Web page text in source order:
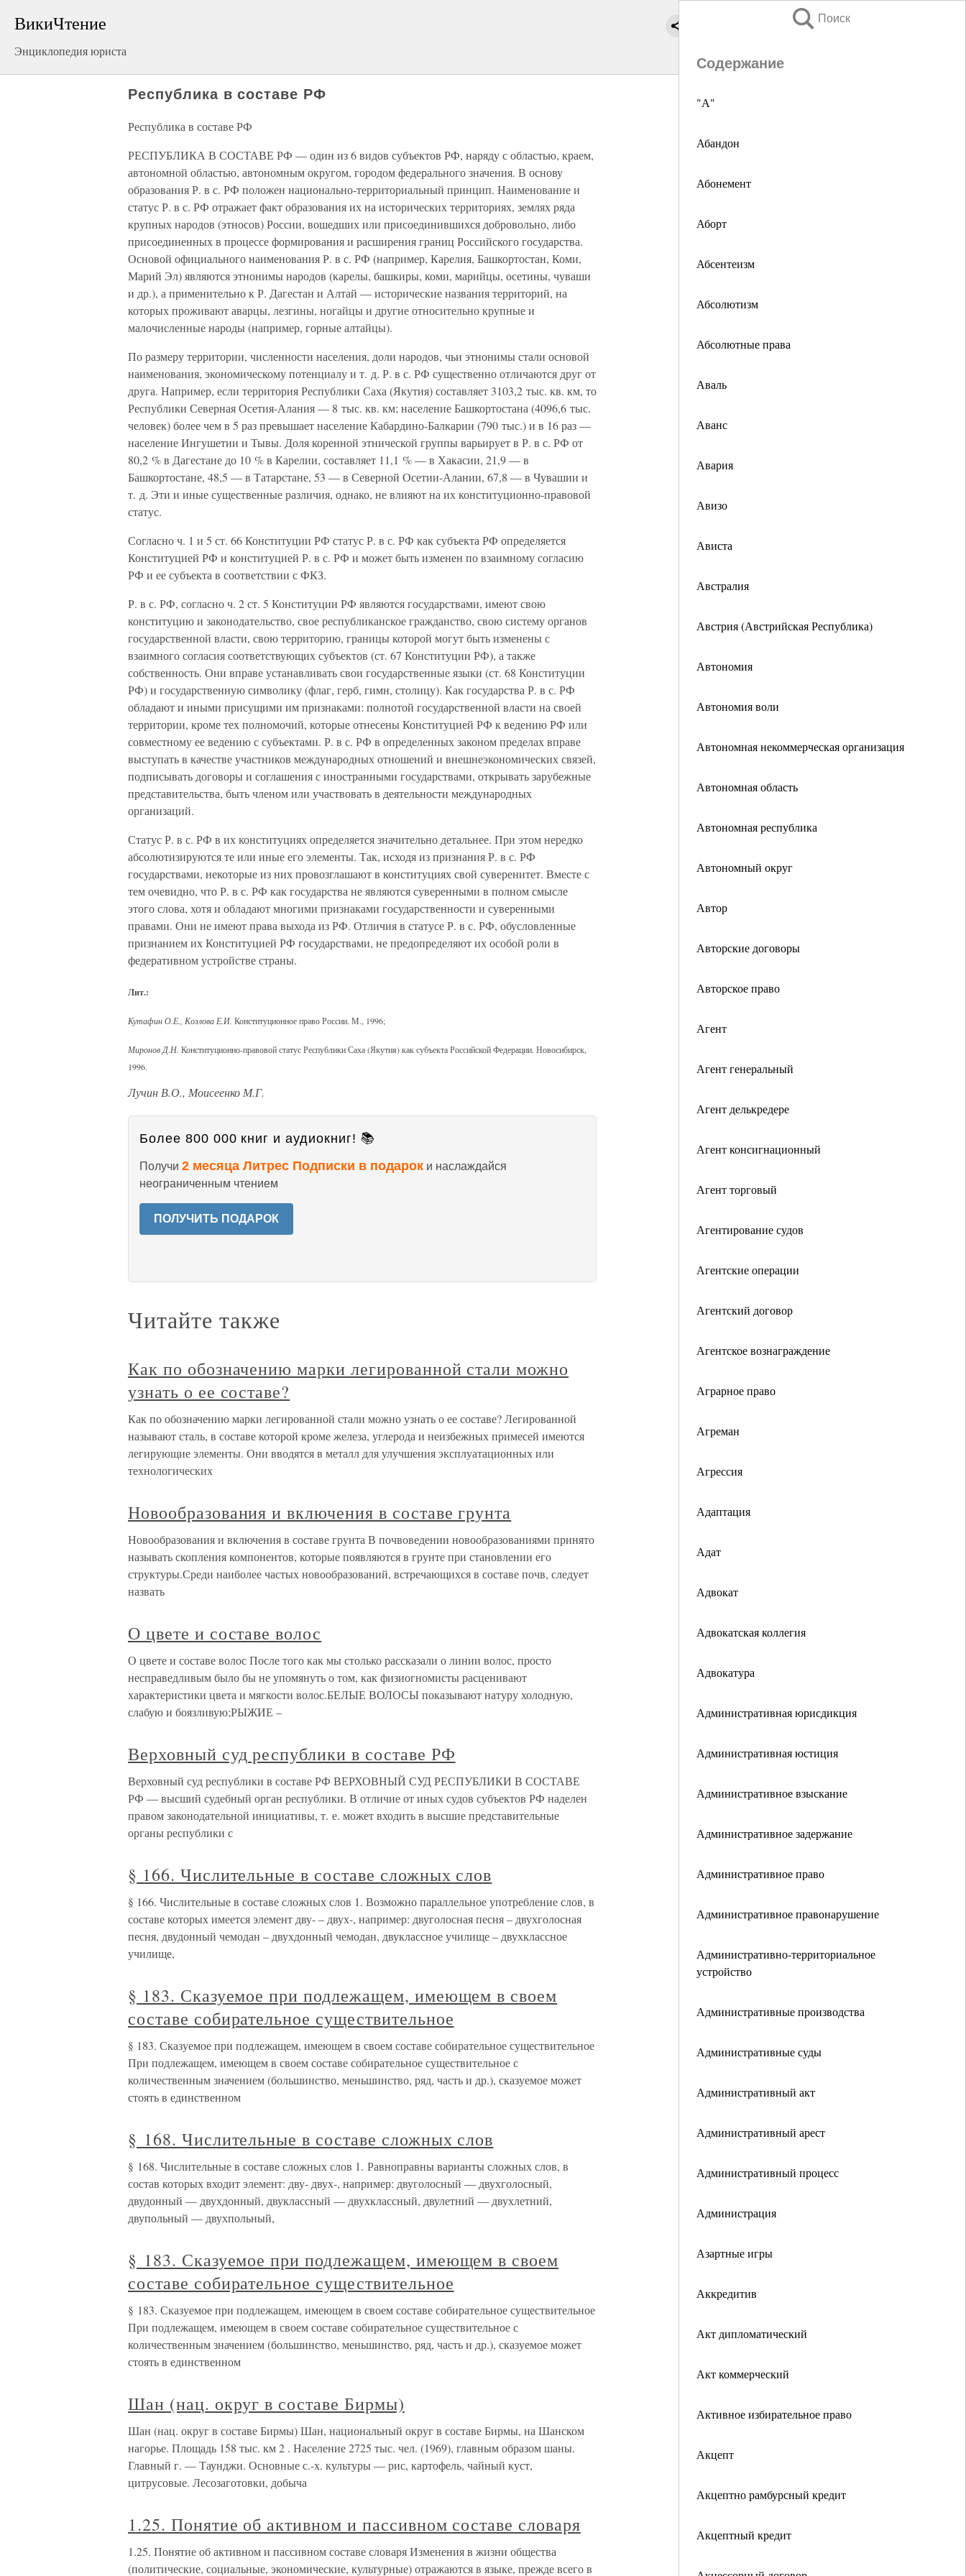
ВикиЧтение
Энциклопедия юриста
Поиск
Содержание
"А"
Абандон
Абонемент
Аборт
Абсентеизм
Абсолютизм
Абсолютные права
Аваль
Аванс
Авария
Авизо
Ависта
Австралия
Австрия (Австрийская Республика)
Автономия
Автономия воли
Автономная некоммерческая организация
Автономная область
Автономная республика
Автономный округ
Автор
Авторские договоры
Авторское право
Агент
Агент генеральный
Агент делькредере
Агент консигнационный
Агент торговый
Агентирование судов
Агентские операции
Агентский договор
Агентское вознаграждение
Аграрное право
Агреман
Агрессия
Адаптация
Адат
Адвокат
Адвокатская коллегия
Адвокатура
Административная юрисдикция
Административная юстиция
Административное взыскание
Административное задержание
Административное право
Административное правонарушение
Административно-территориальное
устройство
Административные производства
Административные суды
Административный акт
Административный арест
Административный процесс
Администрация
Азартные игры
Аккредитив
Акт дипломатический
Акт коммерческий
Активное избирательное право
Акцепт
Акцептно рамбурсный кредит
Акцептный кредит
Республика в составе РФ
Республика в составе РФ
РЕСПУБЛИКА В СОСТАВЕ РФ — один из 6 видов субъектов РФ, наряду с областью, краем,
автономной областью, автономным округом, городом федерального значения. В основу
образования Р. в с. РФ положен национально-территориальный принцип. Наименование и
статус Р. в с. РФ отражает факт образования их на исторических территориях, землях ряда
крупных народов (этносов) России, вошедших или присоединившихся добровольно, либо
присоединенных в процессе формирования и расширения границ Российского государства.
Основой официального наименования Р. в с. РФ (например, Карелия, Башкортостан, Коми,
Марий Эл) являются этнонимы народов (карелы, башкиры, коми, марийцы, осетины, чуваши
и др.), а применительно к Р. Дагестан и Алтай — исторические названия территорий, на
которых проживают аварцы, лезгины, ногайцы и другие относительно крупные и
малочисленные народы (например, горные алтайцы).
По размеру территории, численности населения, доли народов, чьи этнонимы стали основой
наименования, экономическому потенциалу и т. д. Р. в с. РФ существенно отличаются друг от
друга. Например, если территория Республики Саха (Якутия) составляет 3103,2 тыс. кв. км, то
Республики Северная Осетия-Алания — 8 тыс. кв. км; население Башкортостана (4096,6 тыс.
человек) более чем в 5 раз превышает население Кабардино-Балкарии (790 тыс.) и в 16 раз —
население Ингушетии и Тывы. Доля коренной этнической группы варьирует в Р. в с. РФ от
80,2 % в Дагестане до 10 % в Карелии, составляет 11,1 % — в Хакасии, 21,9 — в
Башкортостане, 48,5 — в Татарстане, 53 — в Северной Осетии-Алании, 67,8 — в Чувашии и
т. д. Эти и иные существенные различия, однако, не влияют на их конституционно-правовой
статус.
Согласно ч. 1 и 5 ст. 66 Конституции РФ статус Р. в с. РФ как субъекта РФ определяется
Конституцией РФ и конституцией Р. в с. РФ и может быть изменен по взаимному согласию
РФ и ее субъекта в соответствии с ФКЗ.
Р. в с. РФ, согласно ч. 2 ст. 5 Конституции РФ являются государствами, имеют свою
конституцию и законодательство, свое республиканское гражданство, свою систему органов
государственной власти, свою территорию, границы которой могут быть изменены с
взаимного согласия соответствующих субъектов (ст. 67 Конституции РФ), а также
собственность. Они вправе устанавливать свои государственные языки (ст. 68 Конституции
РФ) и государственную символику (флаг, герб, гимн, столицу). Как государства Р. в с. РФ
обладают и иными присущими им признаками: полнотой государственной власти на своей
территории, кроме тех полномочий, которые отнесены Конституцией РФ к ведению РФ или
совместному ее ведению с субъектами. Р. в с. РФ в определенных законом пределах вправе
выступать в качестве участников международных отношений и внешнеэкономических связей,
подписывать договоры и соглашения с иностранными государствами, открывать зарубежные
представительства, быть членом или участвовать в деятельности международных
организаций.
Статус Р. в с. РФ в их конституциях определяется значительно детальнее. При этом нередко
абсолютизируются те или иные его элементы. Так, исходя из признания Р. в с. РФ
государствами, некоторые из них провозглашают в конституциях свой суверенитет. Вместе с
тем очевидно, что Р. в с. РФ как государства не являются суверенными в полном смысле
этого слова, хотя и обладают многими признаками государственности и суверенными
правами. Они не имеют права выхода из РФ. Отличия в статусе Р. в с. РФ, обусловленные
признанием их Конституцией РФ государствами, не предопределяют их особой роли в
федеративном устройстве страны.
Лит.:
Кутафин О.Е., Козлова Е.И. Конституционное право России. М., 1996;
Миронов Д.Н. Конституционно-правовой статус Республики Саха (Якутия) как субъекта Российской Федерации. Новосибирск,
1996.
Лучин В.О., Моисеенко М.Г.
Более 800 000 книг и аудиокниг! 📚
Получи 2 месяца Литрес Подписки в подарок и наслаждайся
неограниченным чтением
ПОЛУЧИТЬ ПОДАРОК
Читайте также
Как по обозначению марки легированной стали можно
узнать о ее составе?
Как по обозначению марки легированной стали можно узнать о ее составе? Легированной
называют сталь, в составе которой кроме железа, углерода и неизбежных примесей имеются
легирующие элементы. Они вводятся в металл для улучшения эксплуатационных или
технологических
Новообразования и включения в составе грунта
Новообразования и включения в составе грунта В почвоведении новообразованиями принято
называть скопления компонентов, которые появляются в грунте при становлении его
структуры.Среди наиболее частых новообразований, встречающихся в составе почв, следует
назвать
О цвете и составе волос
О цвете и составе волос После того как мы столько рассказали о линии волос, просто
несправедливым было бы не упомянуть о том, как физиогномисты расценивают
характеристики цвета и мягкости волос.БЕЛЫЕ ВОЛОСЫ показывают натуру холодную,
слабую и боязливую;РЫЖИЕ –
Верховный суд республики в составе РФ
Верховный суд республики в составе РФ ВЕРХОВНЫЙ СУД РЕСПУБЛИКИ В СОСТАВЕ
РФ — высший судебный орган республики. В отличие от иных судов субъектов РФ наделен
правом законодательной инициативы, т. е. может входить в высшие представительные
органы республики с
§ 166. Числительные в составе сложных слов
§ 166. Числительные в составе сложных слов 1. Возможно параллельное употребление слов, в
составе которых имеется элемент дву- – двух-, например: двуголосная песня – двухголосная
песня, двудонный чемодан – двухдонный чемодан, двуклассное училище – двухклассное
училище,
§ 183. Сказуемое при подлежащем, имеющем в своем
составе собирательное существительное
§ 183. Сказуемое при подлежащем, имеющем в своем составе собирательное существительное
При подлежащем, имеющем в своем составе собирательное существительное с
количественным значением (большинство, меньшинство, ряд, часть и др.), сказуемое может
стоять в единственном
§ 168. Числительные в составе сложных слов
§ 168. Числительные в составе сложных слов 1. Равноправны варианты сложных слов, в
состав которых входит элемент: дву- двух-, например: двуголосный — двухголосный,
двудонный — двухдонный, двуклассный — двухклассный, двулетний — двухлетний,
двупольный — двухпольный,
§ 183. Сказуемое при подлежащем, имеющем в своем
составе собирательное существительное
§ 183. Сказуемое при подлежащем, имеющем в своем составе собирательное существительное
При подлежащем, имеющем в своем составе собирательное существительное с
количественным значением (большинство, меньшинство, ряд, часть и др.), сказуемое может
стоять в единственном
Шан (нац. округ в составе Бирмы)
Шан (нац. округ в составе Бирмы) Шан, национальный округ в составе Бирмы, на Шанском
нагорье. Площадь 158 тыс. км 2 . Население 2725 тыс. чел. (1969), главным образом шаны.
Главный г. — Таунджи. Основные с.-х. культуры — рис, картофель, чайный куст,
цитрусовые. Лесозаготовки, добыча
1.25. Понятие об активном и пассивном составе словаря
1.25. Понятие об активном и пассивном составе словаря Изменения в жизни общества
(политические, социальные, экономические, культурные) отражаются в языке, прежде всего в